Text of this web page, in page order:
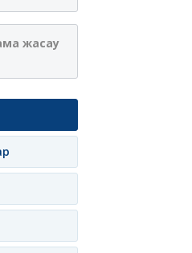
Жазылу
жасау